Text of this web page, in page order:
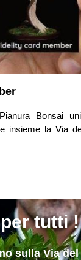
Bonsai
insieme la Via
tutti
sulla Via